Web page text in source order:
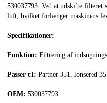
530037793. Ved at udskifte filteret
luft, hvilket forlænger maskinens
Specifikationer:
Funktion: Filtrering af
Passer til: Partner 351, Jonsered
OEM: 530037793